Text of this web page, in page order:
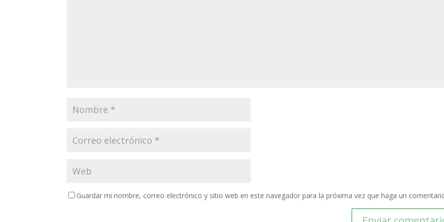
Guardar mi nombre, correo electrónico y sitio web en este navegador para la próxima vez que haga un